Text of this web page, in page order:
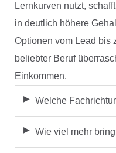
Lernkurven nutzt,
in deutlich höhere
Optionen vom Lead bis
beliebter Beruf
Einkommen.
Welche
Wie viel mehr